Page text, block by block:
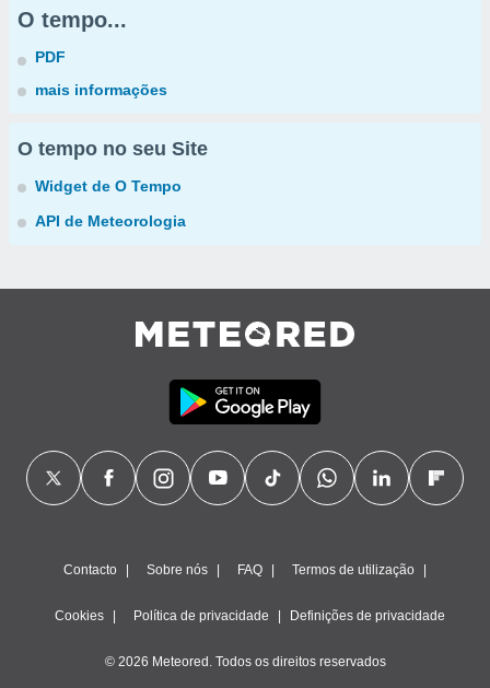
O tempo...
PDF
mais informações
O tempo no seu Site
Widget de O Tempo
API de Meteorologia
Contacto Sobre nós FAQ Termos de utilização
Cookies Política de privacidade Definições de privacidade
© 2026 Meteored. Todos os direitos reservados